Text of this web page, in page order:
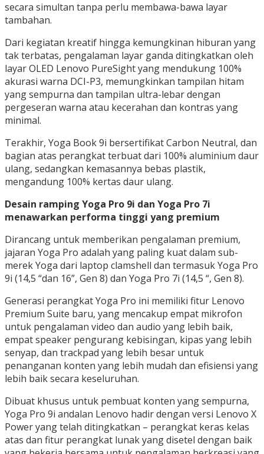
secara simultan tanpa perlu membawa-bawa layar
tambahan.
Dari kegiatan kreatif hingga kemungkinan hiburan yang
tak terbatas, pengalaman layar ganda ditingkatkan oleh
layar OLED Lenovo PureSight yang mendukung 100%
akurasi warna DCI-P3, memungkinkan tampilan hitam
yang sempurna dan tampilan ultra-lebar dengan
pergeseran warna atau kecerahan dan kontras yang
minimal.
Terakhir, Yoga Book 9i bersertifikat Carbon Neutral, dan
bagian atas perangkat terbuat dari 100% aluminium daur
ulang, sedangkan kemasannya bebas plastik,
mengandung 100% kertas daur ulang.
Desain ramping Yoga Pro 9i dan Yoga Pro 7i
menawarkan performa tinggi yang premium
Dirancang untuk memberikan pengalaman premium,
jajaran Yoga Pro adalah yang paling kuat dalam sub-
merek Yoga dari laptop clamshell dan termasuk Yoga Pro
9i (14,5 “dan 16”, Gen 8) dan Yoga Pro 7i (14,5 “, Gen 8).
Generasi perangkat Yoga Pro ini memiliki fitur Lenovo
Premium Suite baru, yang mencakup empat mikrofon
untuk pengalaman video dan audio yang lebih baik,
empat speaker pengurang kebisingan, kipas yang lebih
senyap, dan trackpad yang lebih besar untuk
penanganan konten yang lebih mudah dan efisiensi yang
lebih baik secara keseluruhan.
Dibuat khusus untuk pembuat konten yang sempurna,
Yoga Pro 9i andalan Lenovo hadir dengan versi Lenovo X
Power yang telah ditingkatkan – perangkat keras kelas
atas dan fitur perangkat lunak yang disetel dengan baik